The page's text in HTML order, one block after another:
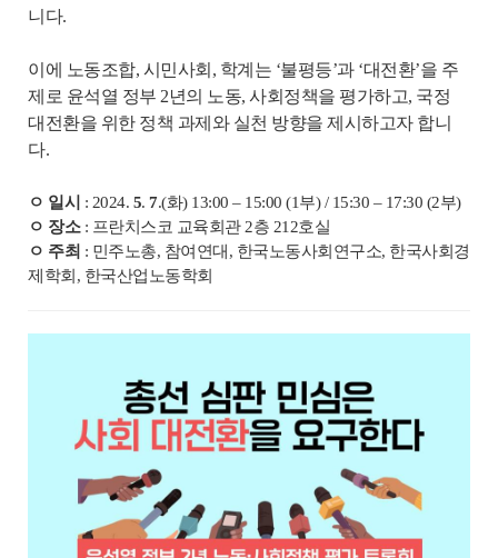
니다.
이에 노동조합, 시민사회, 학계는 ‘불평등’과 ‘대전환’을 주
제로 윤석열 정부 2년의 노동, 사회정책을 평가하고, 국정
대전환을 위한 정책 과제와 실천 방향을 제시하고자 합니
다.
ㅇ 일시 : 2024. 5. 7.(화) 13:00 – 15:00 (1부) / 15:30 – 17:30 (2부)
ㅇ 장소: 프란치스코 교육회관 2층 212호실
ㅇ 주최 : 민주노총, 참여연대, 한국노동사회연구소, 한국사회경
제학회, 한국산업노동학회